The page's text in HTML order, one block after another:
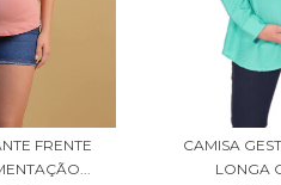
FRENTE
CAMISA
LONGA